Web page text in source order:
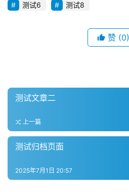
专
分
测试6 测试8
赞 (0)
测试文章二
上一篇
测试归档页面
2025年7月1日 20:57